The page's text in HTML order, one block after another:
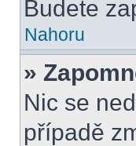
Budete
Nahoru
»
Nic se
případě